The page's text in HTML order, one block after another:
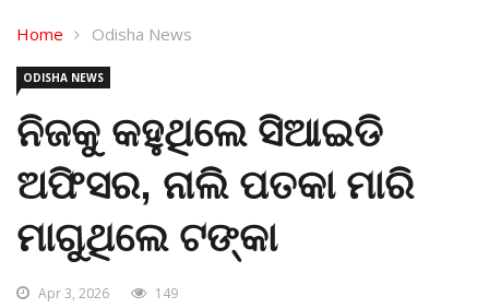
Home Odisha News
ODISHA NEWS
ନିଜକୁ କହୁଥିଲେ ସିଆଇଡି
ଅଫିସର, ନାଲି ପତକା ମାରି
ମାଗୁଥିଲେ ଟଙ୍କା
Apr 3, 2026 149